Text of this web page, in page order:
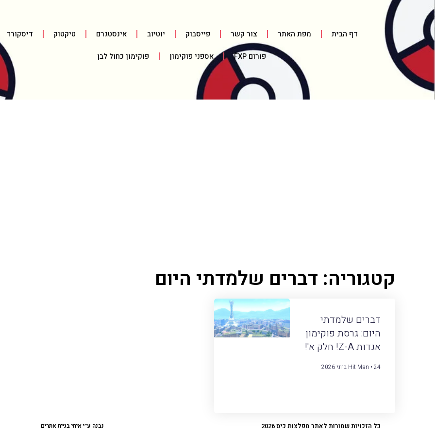
דף הבית מפת האתר צור קשר פייסבוק יוטיוב אינסטגרם טיקטוק דיסקורד
פורום FXP אספני פוקימון פוקימון כחול לבן
קטגוריה: דברים שלמדתי היום
דברים שלמדתי
היום: גרסת פוקימון
אגדות Z-A! חלק א'!
Hit Man 24 ביוני 2026
כל הזכויות שמורות לאתר מפלצות כיס 2026 נבנה ע״י איתי בניית אתרים